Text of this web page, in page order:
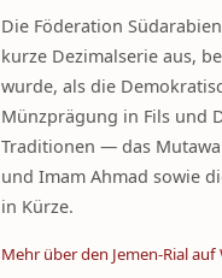
Die Föderation
kurze Dezimalserie aus,
wurde, als die
Münzprägung in Fils und
Traditionen — das
und Imam Ahmad sowie
in Kürze.
Mehr über den Jemen-Rial